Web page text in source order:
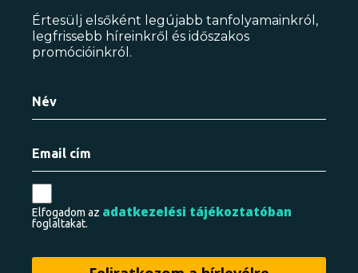
Értesülj elsőként legújabb tanfolyamainkról,
legfrissebb híreinkről és időszakos
promócióinkról.
Elfogadom az adatkezelési tájékoztatóban
foglaltakat.